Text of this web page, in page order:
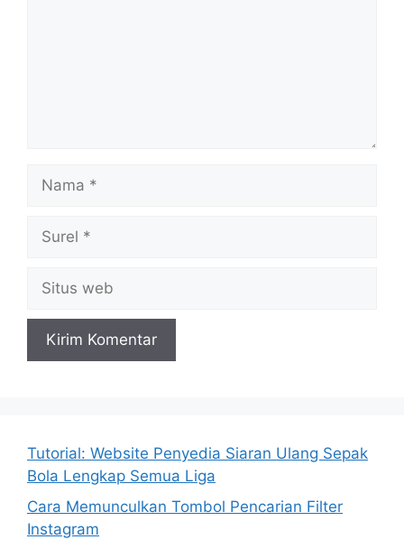
Nama
Surel
Situs
web
Tutorial: Website Penyedia Siaran Ulang Sepak
Bola Lengkap Semua Liga
Cara Memunculkan Tombol Pencarian Filter
Instagram